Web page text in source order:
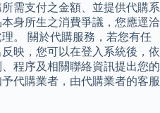
需支付之金額、並提供代購系
身所生之消費爭議，您應逕洽
。 關於代購服務，若您有任
映，您可以在登入系統後，依
程序及相關聯絡資訊提出您的
代購業者，由代購業者的客服